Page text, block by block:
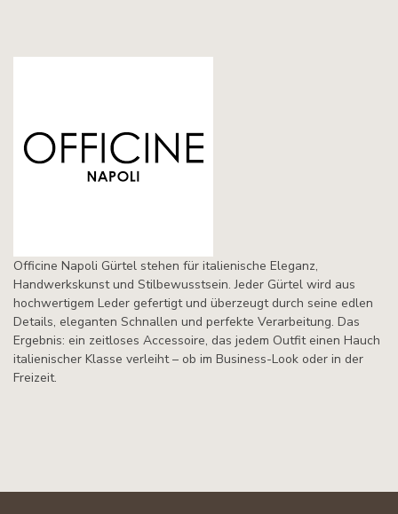
Officine Napoli Gürtel stehen für italienische Eleganz,
Handwerkskunst und Stilbewusstsein. Jeder Gürtel wird aus
hochwertigem Leder gefertigt und überzeugt durch seine edlen
Details, eleganten Schnallen und perfekte Verarbeitung. Das
Ergebnis: ein zeitloses Accessoire, das jedem Outfit einen Hauch
italienischer Klasse verleiht – ob im Business-Look oder in der
Freizeit.